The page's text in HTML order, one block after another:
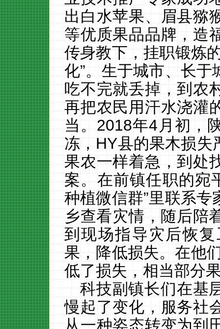
出白水苹果、眉县猕
等优质果品品牌，造
传身教下，挂职锻炼
化”。生于城市、长
吃不完就丢掉，到农
再把农民用汗水浇灌
当。2018年4月初，
冻，HY县的果木损失
果农一样着急，到处
案。在前镇任职的宛
种植微信群”里联系
乡查看灾情，随后陪
到现场指导灾后恢
果，降低损失。在他
低了损失，相当部分
科技副镇长们在基
慢起了变化，服务社
从一种姿态转变为到